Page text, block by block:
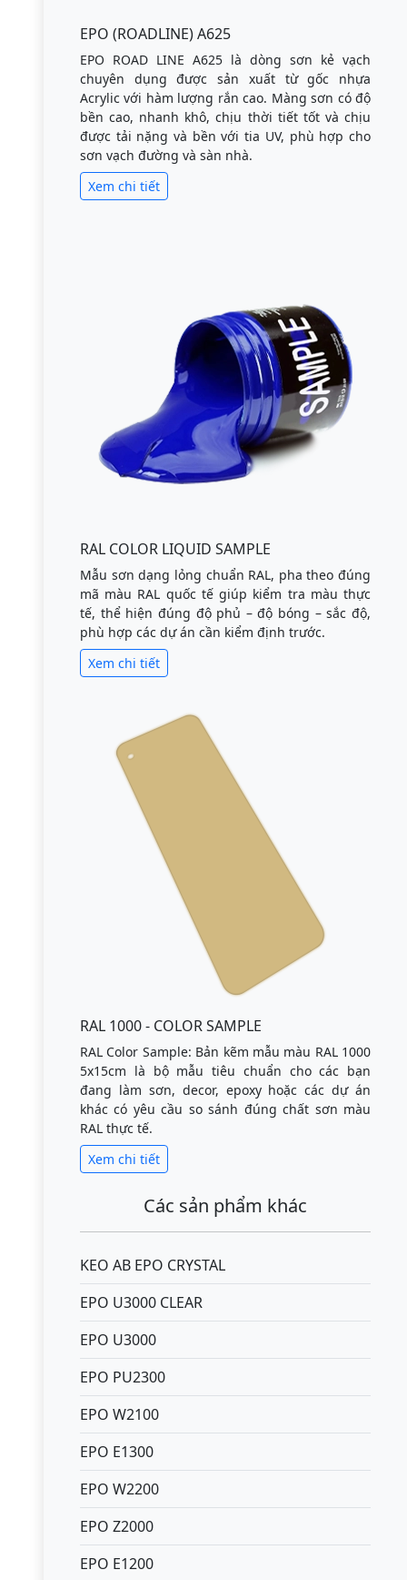
EPO (ROADLINE) A625
EPO ROAD LINE A625 là dòng sơn kẻ vạch
chuyên dụng được sản xuất từ gốc nhựa
Acrylic với hàm lượng rắn cao. Màng sơn có độ
bền cao, nhanh khô, chịu thời tiết tốt và chịu
được tải nặng và bền với tia UV, phù hợp cho
sơn vạch đường và sàn nhà.
Xem chi tiết
RAL COLOR LIQUID SAMPLE
Mẫu sơn dạng lỏng chuẩn RAL, pha theo đúng
mã màu RAL quốc tế giúp kiểm tra màu thực
tế, thể hiện đúng độ phủ – độ bóng – sắc độ,
phù hợp các dự án cần kiểm định trước.
Xem chi tiết
RAL 1000 - COLOR SAMPLE
RAL Color Sample: Bản kẽm mẫu màu RAL 1000
5x15cm là bộ mẫu tiêu chuẩn cho các bạn
đang làm sơn, decor, epoxy hoặc các dự án
khác có yêu cầu so sánh đúng chất sơn màu
RAL thực tế.
Xem chi tiết
Các sản phẩm khác
KEO AB EPO CRYSTAL
EPO U3000 CLEAR
EPO U3000
EPO PU2300
EPO W2100
EPO E1300
EPO W2200
EPO Z2000
EPO E1200